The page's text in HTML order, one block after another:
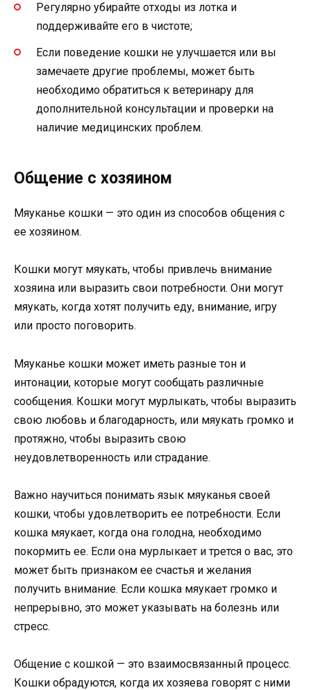
Регулярно убирайте отходы из лотка и
поддерживайте его в чистоте;
Если поведение кошки не улучшается или вы
замечаете другие проблемы, может быть
необходимо обратиться к ветеринару для
дополнительной консультации и проверки на
наличие медицинских проблем.
Общение с хозяином
Мяуканье кошки — это один из способов общения с
ее хозяином.
Кошки могут мяукать, чтобы привлечь внимание
хозяина или выразить свои потребности. Они могут
мяукать, когда хотят получить еду, внимание, игру
или просто поговорить.
Мяуканье кошки может иметь разные тон и
интонации, которые могут сообщать различные
сообщения. Кошки могут мурлыкать, чтобы выразить
свою любовь и благодарность, или мяукать громко и
протяжно, чтобы выразить свою
неудовлетворенность или страдание.
Важно научиться понимать язык мяуканья своей
кошки, чтобы удовлетворить ее потребности. Если
кошка мяукает, когда она голодна, необходимо
покормить ее. Если она мурлыкает и трется о вас, это
может быть признаком ее счастья и желания
получить внимание. Если кошка мяукает громко и
непрерывно, это может указывать на болезнь или
стресс.
Общение с кошкой — это взаимосвязанный процесс.
Кошки обрадуются, когда их хозяева говорят с ними